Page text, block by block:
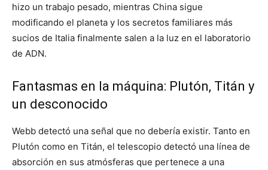
hizo un trabajo pesado, mientras China sigue
modificando el planeta y los secretos familiares más
sucios de Italia finalmente salen a la luz en el laboratorio
de ADN.
Fantasmas en la máquina: Plutón, Titán y
un desconocido
Webb detectó una señal que no debería existir. Tanto en
Plutón como en Titán, el telescopio detectó una línea de
absorción en sus atmósferas que pertenece a una